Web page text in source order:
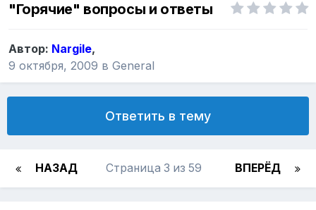
"Горячие" вопросы и ответы
Автор: Nargile,
9 октября, 2009 в General
Ответить в тему
НАЗАД ВПЕРЁД
Страница 3 из 59